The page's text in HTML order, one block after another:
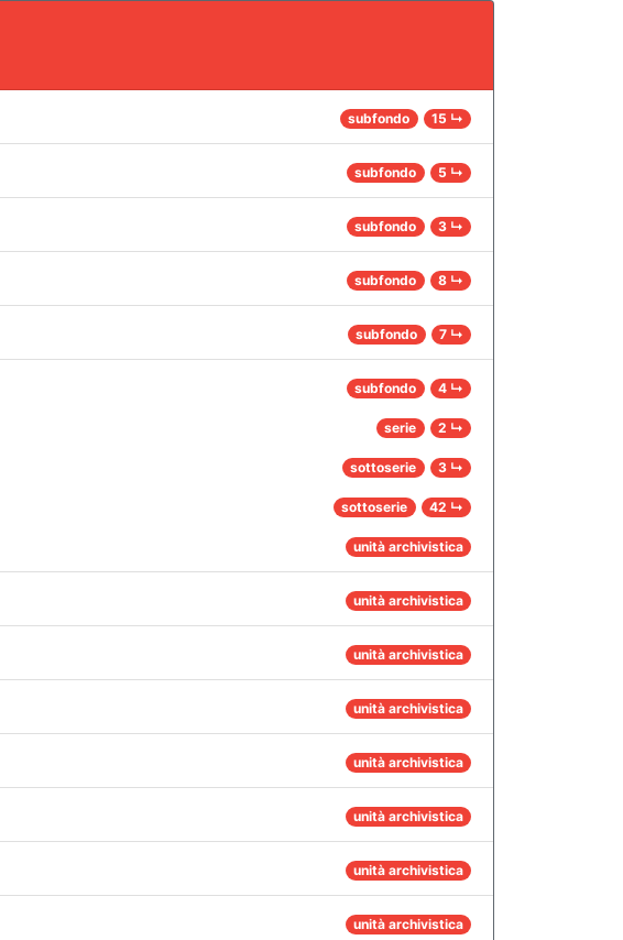
subfondo 15 ↳
subfondo 5 ↳
subfondo 3 ↳
subfondo 8 ↳
subfondo 7 ↳
subfondo 4 ↳
serie 2 ↳
sottoserie 3 ↳
sottoserie 42 ↳
unità archivistica
unità archivistica
unità archivistica
unità archivistica
unità archivistica
unità archivistica
unità archivistica
unità archivistica